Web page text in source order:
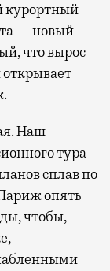
курортный
— новый
что вырос
открывает
Наш
тура
сплав по
опять
чтобы,